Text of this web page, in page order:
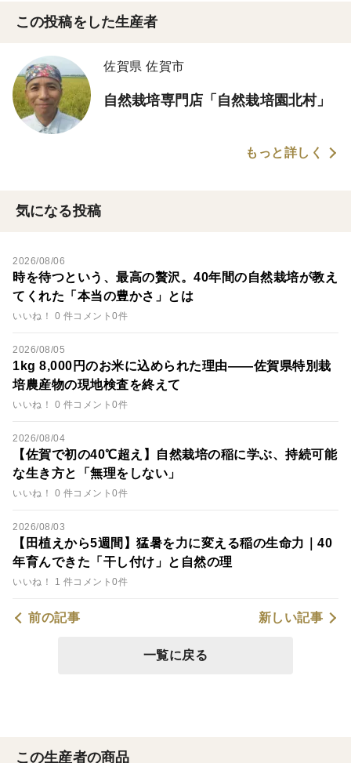
この投稿をした生産者
佐賀県 佐賀市
自然栽培専門店「自然栽培園北村」
もっと詳しく
気になる投稿
2026/08/06
時を待つという、最高の贅沢。40年間の自然栽培が教え
てくれた「本当の豊かさ」とは
いいね！ 0 件コメント0件
2026/08/05
1kg 8,000円のお米に込められた理由――佐賀県特別栽
培農産物の現地検査を終えて
いいね！ 0 件コメント0件
2026/08/04
【佐賀で初の40℃超え】自然栽培の稲に学ぶ、持続可能
な生き方と「無理をしない」
いいね！ 0 件コメント0件
2026/08/03
【田植えから5週間】猛暑を力に変える稲の生命力｜40
年育んできた「干し付け」と自然の理
いいね！ 1 件コメント0件
前の記事 新しい記事
一覧に戻る
この生産者の商品